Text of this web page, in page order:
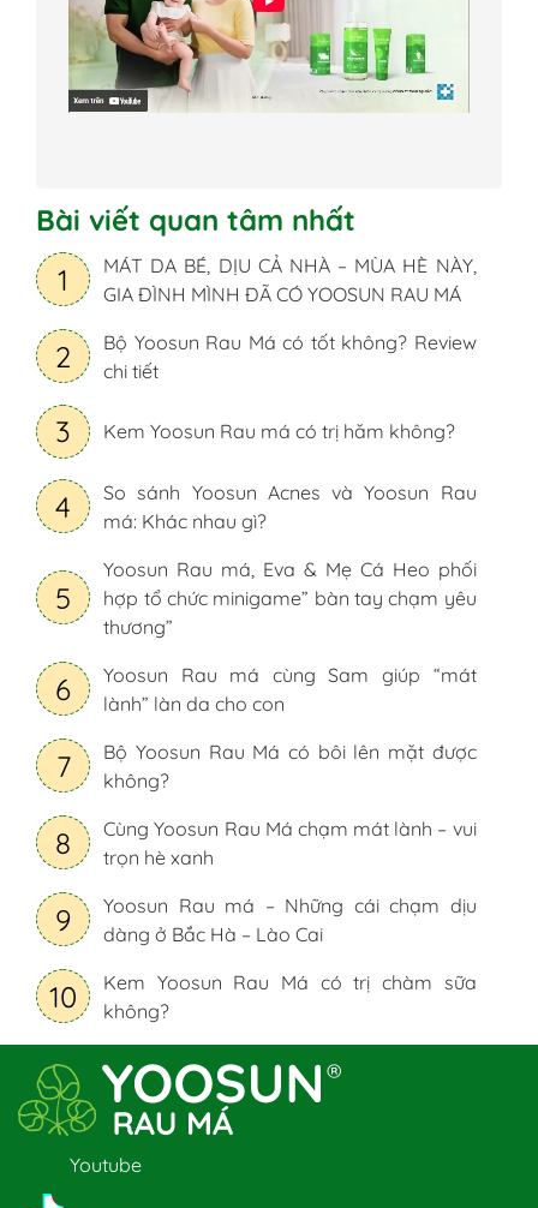
Bài viết quan tâm nhất
1
MÁT DA BÉ, DỊU CẢ NHÀ – MÙA HÈ NÀY,
GIA ĐÌNH MÌNH ĐÃ CÓ YOOSUN RAU MÁ
2
Bộ Yoosun Rau Má có tốt không? Review
chi tiết
3 Kem Yoosun Rau má có trị hăm không?
4
So sánh Yoosun Acnes và Yoosun Rau
má: Khác nhau gì?
5
Yoosun Rau má, Eva & Mẹ Cá Heo phối
hợp tổ chức minigame” bàn tay chạm yêu
thương”
6
Yoosun Rau má cùng Sam giúp “mát
lành” làn da cho con
7
Bộ Yoosun Rau Má có bôi lên mặt được
không?
8
Cùng Yoosun Rau Má chạm mát lành – vui
trọn hè xanh
9
Yoosun Rau má – Những cái chạm dịu
dàng ở Bắc Hà – Lào Cai
10
Kem Yoosun Rau Má có trị chàm sữa
không?
Youtube